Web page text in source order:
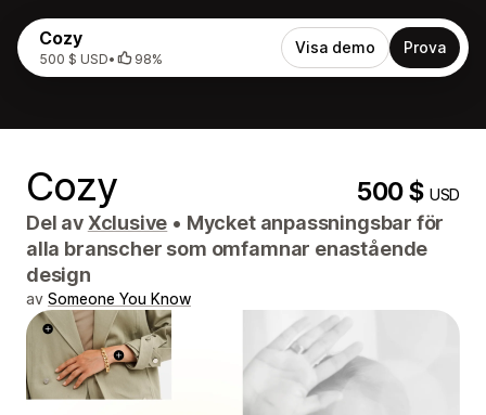
Cozy
500 $ USD• 98%
Visa demo Prova
Cozy 500 $USD
Del avXclusive • Mycket anpassningsbar för
alla branscher som omfamnar enastående
design
av Someone You Know